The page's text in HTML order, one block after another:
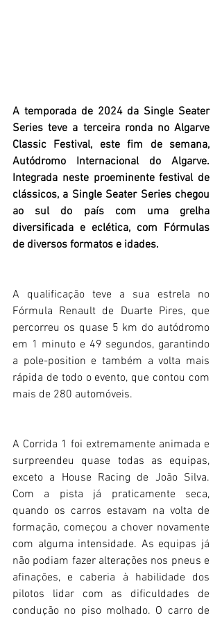
A temporada de 2024 da Single Seater
Series teve a terceira ronda no Algarve
Classic Festival, este fim de semana,
Autódromo Internacional do Algarve.
Integrada neste proeminente festival de
clássicos, a Single Seater Series chegou
ao sul do país com uma grelha
diversificada e eclética, com Fórmulas
de diversos formatos e idades.
A qualificação teve a sua estrela no
Fórmula Renault de Duarte Pires, que
percorreu os quase 5 km do autódromo
em 1 minuto e 49 segundos, garantindo
a pole-position e também a volta mais
rápida de todo o evento, que contou com
mais de 280 automóveis.
A Corrida 1 foi extremamente animada e
surpreendeu quase todas as equipas,
exceto a House Racing de João Silva.
Com a pista já praticamente seca,
quando os carros estavam na volta de
formação, começou a chover novamente
com alguma intensidade. As equipas já
não podiam fazer alterações nos pneus e
afinações, e caberia à habilidade dos
pilotos lidar com as dificuldades de
condução no piso molhado. O carro de